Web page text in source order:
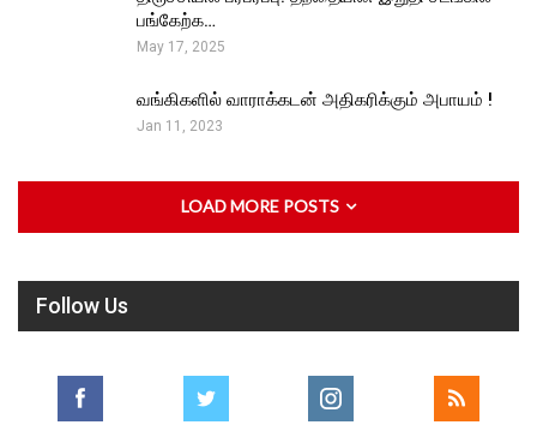
பங்கேற்க…
May 17, 2025
வங்கிகளில் வாராக்கடன் அதிகரிக்கும் அபாயம் !
Jan 11, 2023
LOAD MORE POSTS
Follow Us